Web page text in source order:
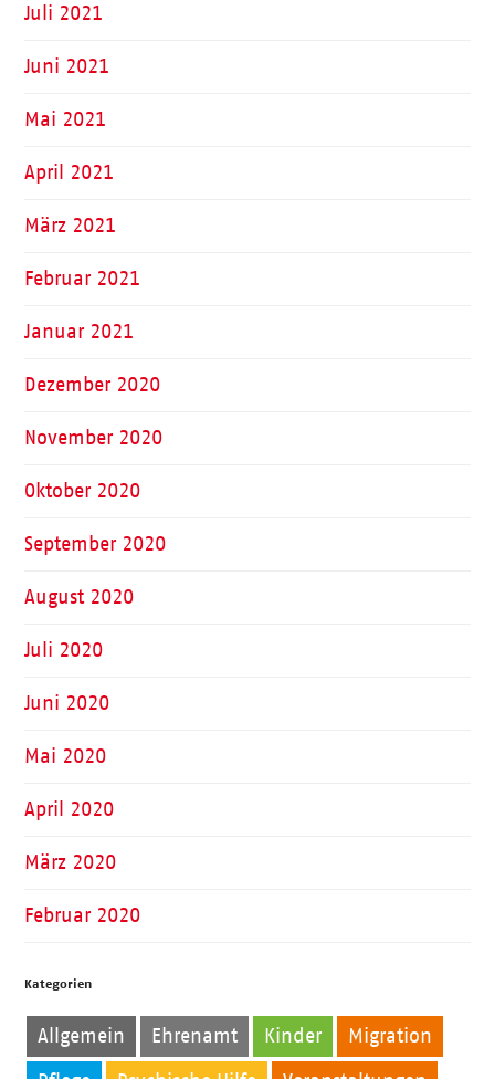
Juli 2021
Juni 2021
Mai 2021
April 2021
März 2021
Februar 2021
Januar 2021
Dezember 2020
November 2020
Oktober 2020
September 2020
August 2020
Juli 2020
Juni 2020
Mai 2020
April 2020
März 2020
Februar 2020
Kategorien
Allgemein Ehrenamt Kinder Migration